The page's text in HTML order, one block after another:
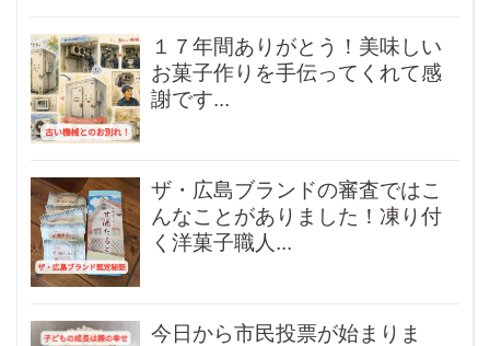
１７年間ありがとう！美味しい
お菓子作りを手伝ってくれて感
謝です...
ザ・広島ブランドの審査ではこ
んなことがありました！凍り付
く洋菓子職人...
今日から市民投票が始まりま